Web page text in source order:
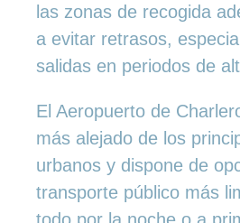
las zonas de recogida
a evitar retrasos,
salidas en periodos de
El Aeropuerto de
más alejado de los
urbanos y dispone de
transporte público más
todo por la noche o a